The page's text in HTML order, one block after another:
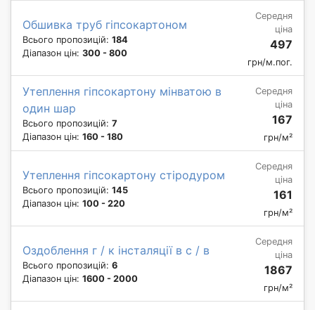
Обшивка труб гіпсокартоном
Всього пропозицій: 184
Діапазон цін: 300 - 800
Середня
ціна
497
грн/м.пог.
Утеплення гіпсокартону мінватою в
один шар
Всього пропозицій: 7
Діапазон цін: 160 - 180
Середня
ціна
167
грн/м²
Утеплення гіпсокартону стіродуром
Всього пропозицій: 145
Діапазон цін: 100 - 220
Середня
ціна
161
грн/м²
Оздоблення г / к інсталяції в с / в
Всього пропозицій: 6
Діапазон цін: 1600 - 2000
Середня
ціна
1867
грн/м²